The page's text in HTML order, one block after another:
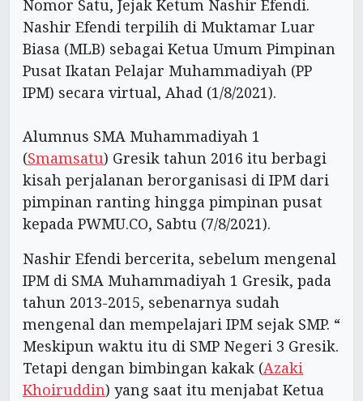
Nomor Satu, Jejak Ketum Nashir Efendi.
Nashir Efendi terpilih di Muktamar Luar
Biasa (MLB) sebagai Ketua Umum Pimpinan
Pusat Ikatan Pelajar Muhammadiyah (PP
IPM) secara virtual, Ahad (1/8/2021).
Alumnus SMA Muhammadiyah 1
(Smamsatu) Gresik tahun 2016 itu berbagi
kisah perjalanan berorganisasi di IPM dari
pimpinan ranting hingga pimpinan pusat
kepada PWMU.CO, Sabtu (7/8/2021).
Nashir Efendi bercerita, sebelum mengenal
IPM di SMA Muhammadiyah 1 Gresik, pada
tahun 2013-2015, sebenarnya sudah
mengenal dan mempelajari IPM sejak SMP. “
Meskipun waktu itu di SMP Negeri 3 Gresik.
Tetapi dengan bimbingan kakak (Azaki
Khoiruddin) yang saat itu menjabat Ketua